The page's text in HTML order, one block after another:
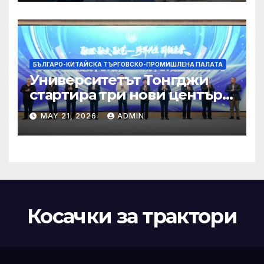
БЪЛГАРО-КИТАЙСКА ТЪРГОВСКО-ПРОМИШЛЕНА ПАЛАТА
Университетът Тонгджи
стартира три нови центъра
за обучение
MAY 21, 2026 ADMIN
Косачки за трактори